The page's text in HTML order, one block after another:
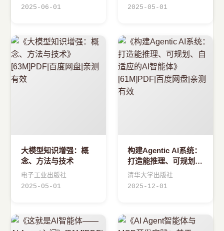
2025-06-01
2025-05-01
大模型知识增强：概
念、方法与技术
电子工业出版社
2025-05-01
构建Agentic AI系统：
打造能推理、可规划、
自适应的AI智能体
清华大学出版社
2025-12-01